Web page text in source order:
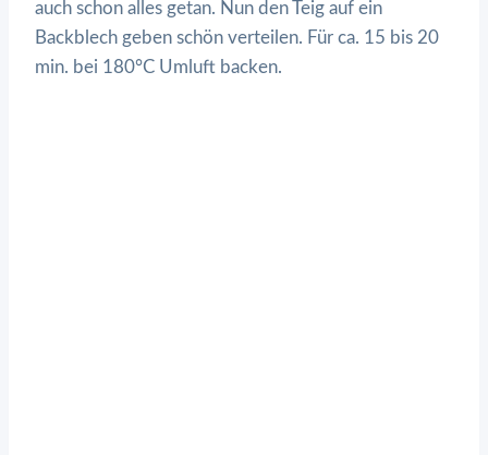
auch schon alles getan. Nun den Teig auf ein
Backblech geben schön verteilen. Für ca. 15 bis 20
min. bei 180°C Umluft backen.